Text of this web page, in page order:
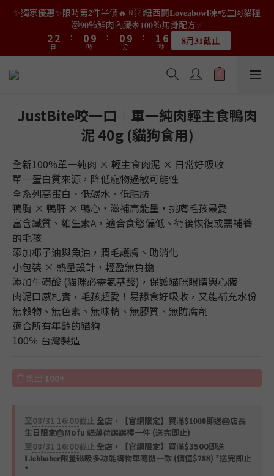
👑店長生日限量喵喵劵🎂買滿$𝟑𝟔𝟖即減$𝟐𝟖🥳結帳時輸入優惠碼
【𝐇𝐀𝐏𝐏𝐘𝐁𝐈𝐑𝐓𝐇𝐃𝐀𝐘】即可！部分產品不適用
4
2
1
4
2
日
2
1
0 9
3
2
1
0
時
2
1
0 9
8
3
2
1
0
分
3
2
1
0
7
6
5
4
3
2
0
秒 限量20個
3
2
1
0
3
2
1
0
00
7
6
5
7
6
5
3
2
1
✨獨家優惠✨限時第𝟐件半價🔥🇳🇿紐西蘭𝐋𝐨𝐯𝐞𝐚𝐛𝐨𝐰𝐥凍乾生肉貓糧
😻𝟗𝟎%鮮肉內臟🌟𝟏𝟎𝟎%無骨配方✅
4
2
1
4
2
1
日
:
2
1
09
8
3
2
1
0
時
:
2
1
09
8
3
2
1
0
分
:
3
2
1
0
7
6
5
4
2
0
秒 𝟖月𝟑𝟏截止
👑店長生日限量喵喵劵🎂買滿$𝟑𝟔𝟖即減$𝟐𝟖🥳結帳時輸入優惠碼
【𝐇𝐀𝐏𝐏𝐘𝐁𝐈𝐑𝐓𝐇𝐃𝐀𝐘】即可！部分產品不適用
8
6
5
1
0
8
6
5
1
0
6
5
4
3
7
6
4
3
2
1
0
6
5
4
3
8
7
6
5
4
3
2
1
0
7
6
5
4
0
9
8
7
6
4
3
2
0
JustBite咬一口｜單一純肉輕主食鴨肉
泥 40g (貓狗食用)
全新100%單一純肉 × 輕主食肉泥 × 日常好吸收
單一蛋白質來源，降低寵物過敏可能性
全系列高蛋白、低碳水、低脂肪
鴨胸 × 鴨肝 × 鴨心，滋補高能量，挑嘴毛孩最愛
富含鐵質、維生素A，適合食慾偏低、術後恢復或需補養
的毛孩
添加椰子油與魚油，潤毛護膚、助消化
小包裝 × 熱量設計，輕盈無負擔
添加牛磺酸 (貓咪必需氨基酸)，保護貓咪眼睛與心臟
肉泥口感札實，毛孩超愛！易舔食好吸收，又能補充水份
無穀物、無色素、無味精、無膠質、無防腐劑
適合所有年齡的貓狗
100％ 台灣製造
售出 100+
至08/31 16:00截止 全店，【官網限定】買滿$𝟏𝟎𝟎𝟎即送🎂店長
生日限定🎂Mofu 貓薄荷踢踢棒一件 (送完即止)
至08/31 16:00截止 全店，【官網限定】買滿$3500即送
𝐋𝐢𝐞𝐛𝐡𝐚𝐛𝐞𝐫限量磁吸多功能購物車隨機一款 (價值$𝟕𝟖𝟖) *送完即止
*